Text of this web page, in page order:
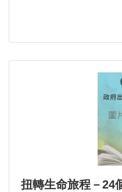
扭轉生命旅程－24